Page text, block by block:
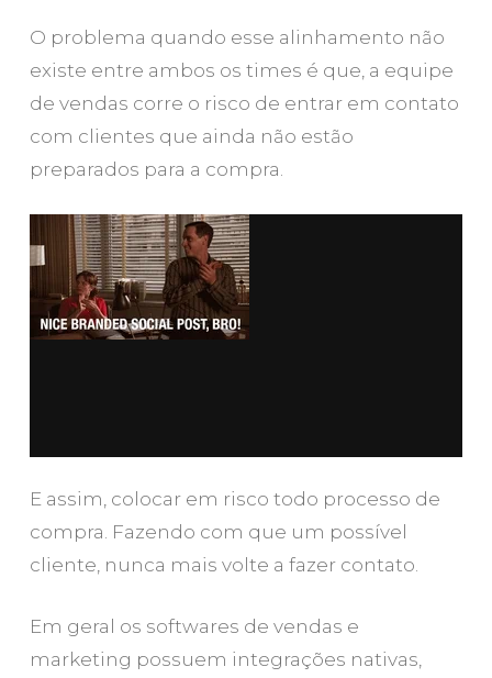
O problema quando esse alinhamento não
existe entre ambos os times é que, a equipe
de vendas corre o risco de entrar em contato
com clientes que ainda não estão
preparados para a compra.
E assim, colocar em risco todo processo de
compra. Fazendo com que um possível
cliente, nunca mais volte a fazer contato.
Em geral os softwares de vendas e
marketing possuem integrações nativas,